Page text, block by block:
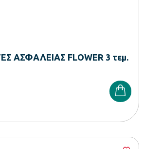
ΑΣΦΑΛΕΙΑΣ FLOWER 3 τεμ.